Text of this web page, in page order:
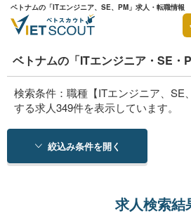
ベトナムの「ITエンジニア、SE、PM」求人・転職情報
ベトナムの「ITエンジニア・SE・
検索条件：職種【ITエンジニア、SE
する求人349件を表示しています。
絞込み条件を開く
求人検索結